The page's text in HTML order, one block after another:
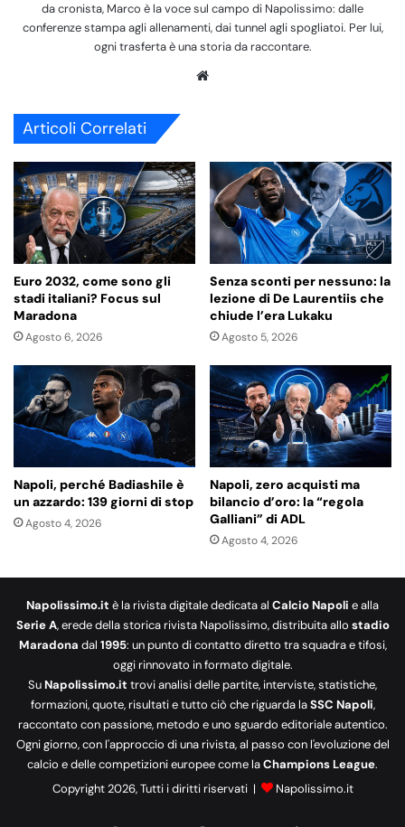
da cronista, Marco è la voce sul campo di Napolissimo: dalle
conferenze stampa agli allenamenti, dai tunnel agli spogliatoi. Per lui,
ogni trasferta è una storia da raccontare.
Articoli Correlati
Euro 2032, come sono gli
stadi italiani? Focus sul
Maradona
Agosto 6, 2026
Senza sconti per nessuno: la
lezione di De Laurentiis che
chiude l’era Lukaku
Agosto 5, 2026
Napoli, perché Badiashile è
un azzardo: 139 giorni di stop
Agosto 4, 2026
Napoli, zero acquisti ma
bilancio d’oro: la “regola
Galliani” di ADL
Agosto 4, 2026
Napolissimo.it è la rivista digitale dedicata al Calcio Napoli e alla
Serie A, erede della storica rivista Napolissimo, distribuita allo stadio
Maradona dal 1995: un punto di contatto diretto tra squadra e tifosi,
oggi rinnovato in formato digitale.
SuNapolissimo.it trovi analisi delle partite, interviste, statistiche,
formazioni, quote, risultati e tutto ciò che riguarda laSSC Napoli,
raccontato con passione, metodo e uno sguardo editoriale autentico.
Ogni giorno, con l'approccio di una rivista, al passo con l'evoluzione del
calcio e delle competizioni europee come laChampions League.
Copyright 2026, Tutti i diritti riservati |
Napolissimo.it